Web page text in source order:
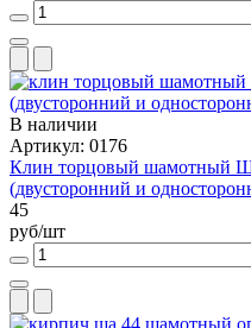
В наличии
Артикул: 0176
Клин торцовый шамотный
(двусторонний и
45
руб/шт